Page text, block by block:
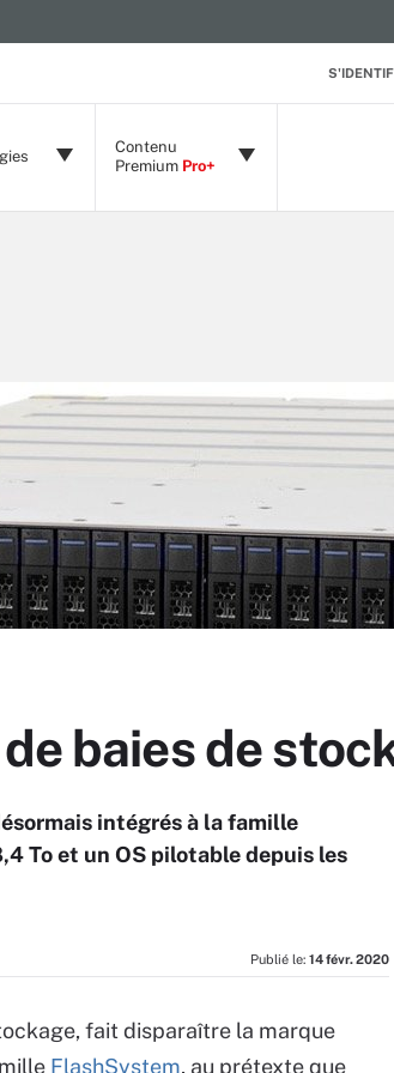
Contenu
Premium Pro+
baies de
intégrés à la famille
To et un OS pilotable depuis les
Publié le: 14 févr. 2020
fait disparaître la marque
FlashSystem, au prétexte que